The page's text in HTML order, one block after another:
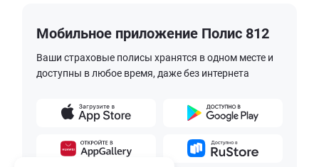
Мобильное приложение Полис 812
Ваши страховые полисы хранятся в одном месте и
доступны в любое время, даже без интернета